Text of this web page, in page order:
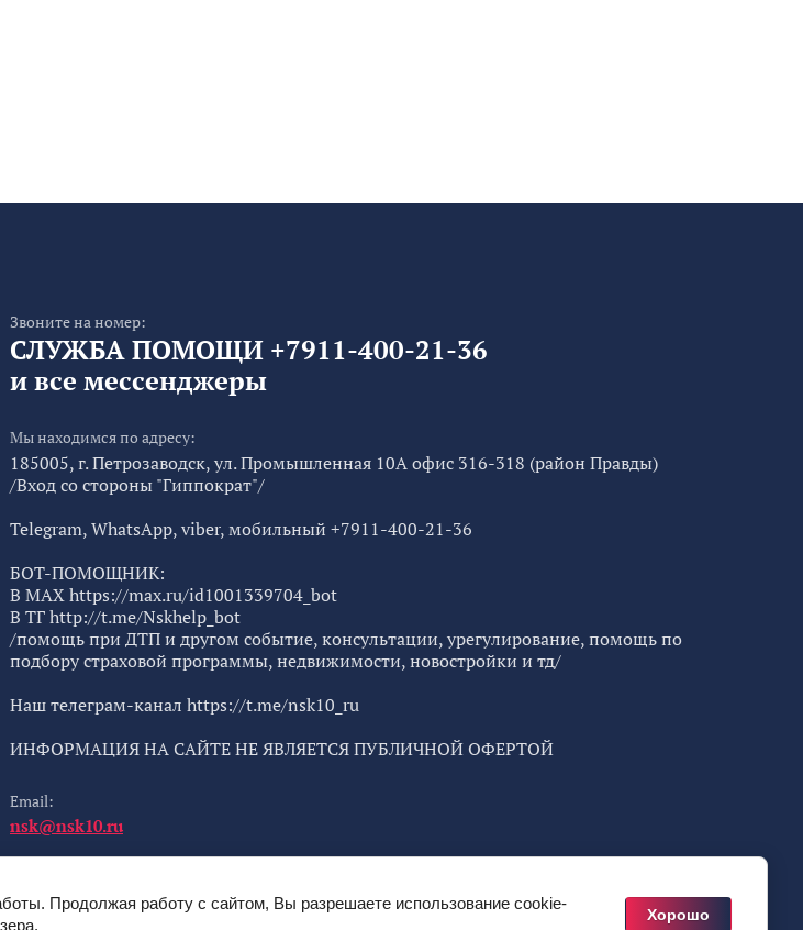
Звоните на номер:
СЛУЖБА ПОМОЩИ +7911-400-21-36
и все мессенджеры
Мы находимся по адресу:
185005, г. Петрозаводск, ул. Промышленная 10А офис 316-318 (район Правды)
/Вход со стороны "Гиппократ"/
Telegram, WhatsApp, viber, мобильный +7911-400-21-36
БОТ-ПОМОЩНИК:
В МАХ https://max.ru/id1001339704_bot
В ТГ http://t.me/Nskhelp_bot
/помощь при ДТП и другом событие, консультации, урегулирование, помощь по
подбору страховой программы, недвижимости, новостройки и тд/
Наш телеграм-канал https://t.me/nsk10_ru
ИНФОРМАЦИЯ НА САЙТЕ НЕ ЯВЛЯЕТСЯ ПУБЛИЧНОЙ ОФЕРТОЙ
Email:
nsk@nsk10.ru
Продолжая работу с сайтом, Вы разрешаете использование cookie-
Хорошо